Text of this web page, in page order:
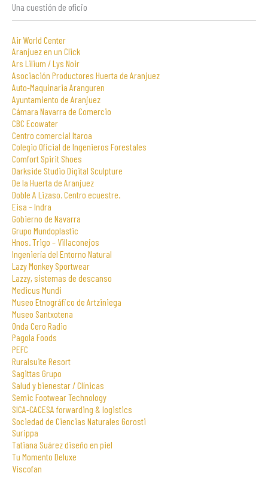
Una cuestión de oficio
Air World Center
Aranjuez en un Click
Ars Lilium / Lys Noir
Asociación Productores Huerta de Aranjuez
Auto-Maquinaria Aranguren
Ayuntamiento de Aranjuez
Cámara Navarra de Comercio
CBC Ecowater
Centro comercial Itaroa
Colegio Oficial de Ingenieros Forestales
Comfort Spirit Shoes
Darkside Studio Digital Sculpture
De la Huerta de Aranjuez
Doble A Lizaso. Centro ecuestre.
Eisa – Indra
Gobierno de Navarra
Grupo Mundoplastic
Hnos. Trigo – Villaconejos
Ingeniería del Entorno Natural
Lazy Monkey Sportwear
Lazzy, sistemas de descanso
Medicus Mundi
Museo Etnográfico de Artziniega
Museo Santxotena
Onda Cero Radio
Pagola Foods
PEFC
Ruralsuite Resort
Sagittas Grupo
Salud y bienestar / Clínicas
Semic Footwear Technology
SICA-CACESA forwarding & logistics
Sociedad de Ciencias Naturales Gorosti
Surippa
Tatiana Suárez diseño en piel
Tu Momento Deluxe
Viscofan